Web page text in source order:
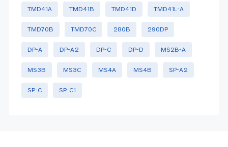
TMD41A TMD41B TMD41D TMD41L-A
TMD70B TMD70C 280B 290DP
DP-A DP-A2 DP-C DP-D MS2B-A
MS3B MS3C MS4A MS4B SP-A2
SP-C SP-C1